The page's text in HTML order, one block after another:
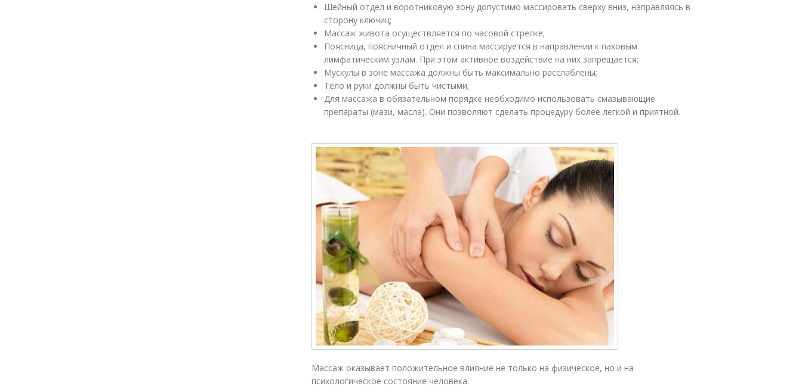
Шейный отдел и воротниковую зону допустимо массировать сверху вниз, направляясь в
сторону ключиц;
Массаж живота осуществляется по часовой стрелке;
Поясница, поясничный отдел и спина массируется в направлении к паховым
лимфатическим узлам. При этом активное воздействие на них запрещается;
Мускулы в зоне массажа должны быть максимально расслаблены;
Тело и руки должны быть чистыми;
Для массажа в обязательном порядке необходимо использовать смазывающие
препараты (мази, масла). Они позволяют сделать процедуру более легкой и приятной.
Массаж оказывает положительное влияние не только на физическое, но и на
психологическое состояние человека.